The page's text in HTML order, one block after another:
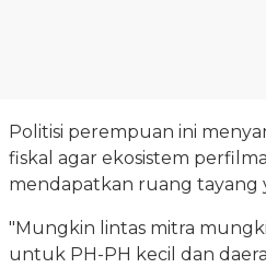
Politisi perempuan ini
fiskal agar ekosistem
mendapatkan ruang tayang
"Mungkin lintas mitra
untuk PH-PH kecil dan